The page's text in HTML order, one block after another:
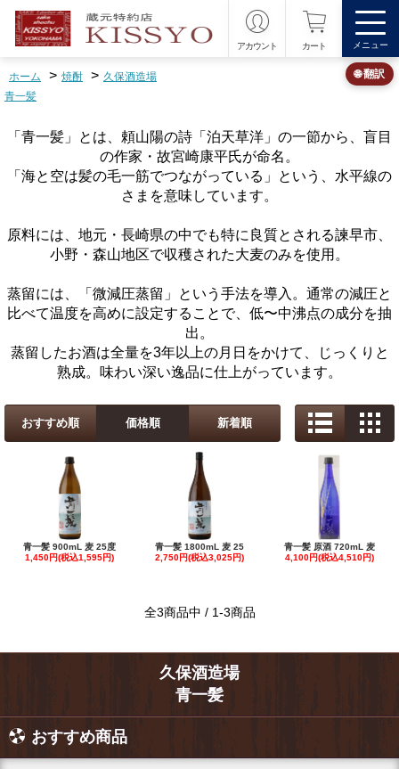
アカウント カート メニュー
ホーム > 焼酎 > 久保酒造場
青一髪
「青一髪」とは、頼山陽の詩「泊天草洋」の一節から、盲目
の作家・故宮崎康平氏が命名。
「海と空は髪の毛一筋でつながっている」という、水平線の
さまを意味しています。
原料には、地元・長崎県の中でも特に良質とされる諫早市、
小野・森山地区で収穫された大麦のみを使用。
蒸留には、「微減圧蒸留」という手法を導入。通常の減圧と
比べて温度を高めに設定することで、低〜中沸点の成分を抽
出。
蒸留したお酒は全量を3年以上の月日をかけて、じっくりと
熟成。味わい深い逸品に仕上がっています。
おすすめ順 価格順 新着順
青一髪 900mL 麦 25度
1,450円(税込1,595円)
青一髪 1800mL 麦 25
2,750円(税込3,025円)
青一髪 原酒 720mL 麦
4,100円(税込4,510円)
全3商品中 / 1-3商品
久保酒造場
青一髪
おすすめ商品
🌐 翻訳